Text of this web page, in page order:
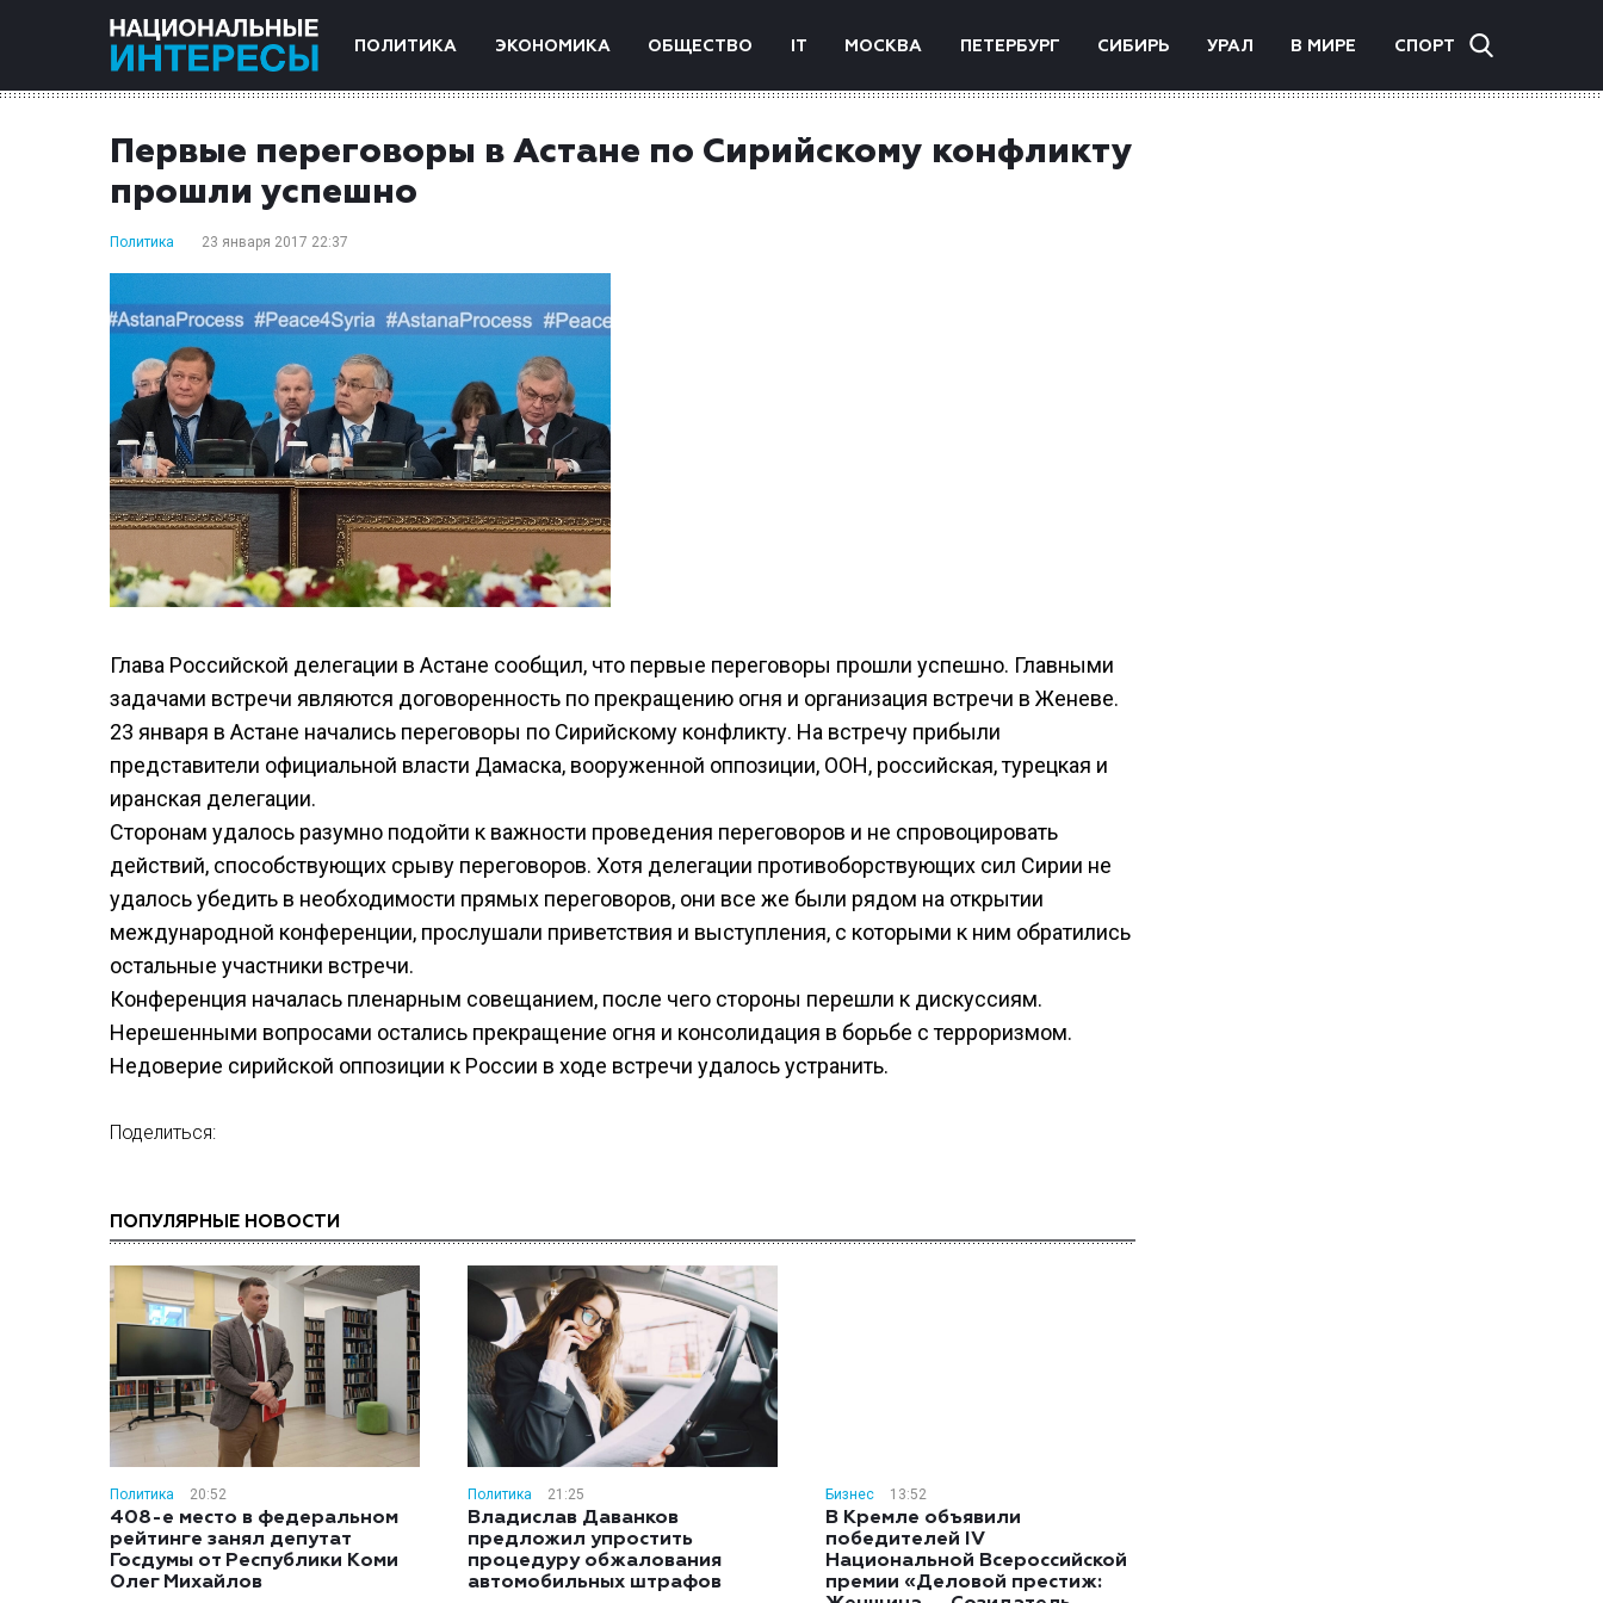
ПОЛИТИКА ЭКОНОМИКА ОБЩЕСТВО IT МОСКВА ПЕТЕРБУРГ СИБИРЬ УРАЛ В МИРЕ СПОРТ
Первые переговоры в Астане по Сирийскому конфликту
прошли успешно
Политика 23 января 2017 22:37
Глава Российской делегации в Астане сообщил, что первые переговоры прошли успешно. Главными
задачами встречи являются договоренность по прекращению огня и организация встречи в Женеве.
23 января в Астане начались переговоры по Сирийскому конфликту. На встречу прибыли
представители официальной власти Дамаска, вооруженной оппозиции, ООН, российская, турецкая и
иранская делегации.
Сторонам удалось разумно подойти к важности проведения переговоров и не спровоцировать
действий, способствующих срыву переговоров. Хотя делегации противоборствующих сил Сирии не
удалось убедить в необходимости прямых переговоров, они все же были рядом на открытии
международной конференции, прослушали приветствия и выступления, с которыми к ним обратились
остальные участники встречи.
Конференция началась пленарным совещанием, после чего стороны перешли к дискуссиям.
Нерешенными вопросами остались прекращение огня и консолидация в борьбе с терроризмом.
Недоверие сирийской оппозиции к России в ходе встречи удалось устранить.
Поделиться:
ПОПУЛЯРНЫЕ НОВОСТИ
Политика 20:52
408-е место в федеральном
рейтинге занял депутат
Госдумы от Республики Коми
Олег Михайлов
Политика 21:25
Владислав Даванков
предложил упростить
процедуру обжалования
автомобильных штрафов
Бизнес 13:52
В Кремле объявили
победителей IV
Национальной Всероссийской
премии «Деловой престиж: